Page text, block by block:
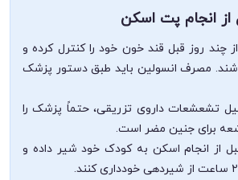
انجام پت اسکن
از چند روز قبل قند خون خود را کنترل کرده و
مصرف انسولین باید طبق دستور پزشک
تشعشعات داروی تزریقی، حتماً پزشک را
برای جنین مضر است.
از انجام اسکن به کودک خود شیر داده و